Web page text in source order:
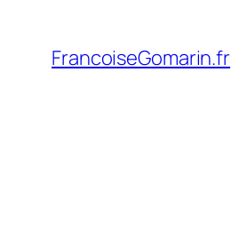
contenu
FrancoiseGomarin.fr